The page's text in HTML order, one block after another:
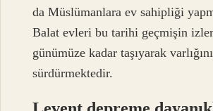
da Müslümanlara ev sahipliği
Balat evleri bu tarihi geçmişin
günümüze kadar taşıyarak varlığını
sürdürmektedir.